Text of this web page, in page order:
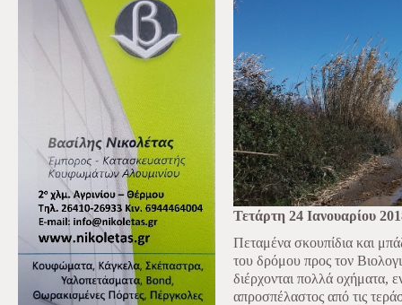
Τετάρτη 24 Ιανουαρίου
Πεταμένα σκουπίδια και
του δρόμου προς τον
διέρχονται πολλά οχήματα,
απροσπέλαστος από τις